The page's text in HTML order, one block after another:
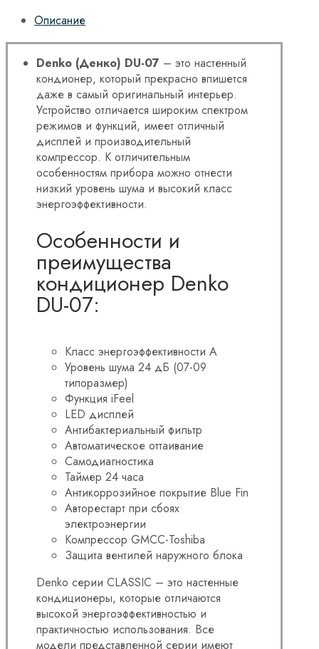
Описание
Denko (Денко) DU-07 – это настенный
кондионер, который прекрасно впишется
даже в самый оригинальный интерьер.
Устройство отличается широким спектром
режимов и функций, имеет отличный
дисплей и производительный
компрессор. К отличительным
особенностям прибора можно отнести
низкий уровень шума и высокий класс
энергоэффективности.
Особенности и
преимущества
кондиционер Denko
DU-07:
Класс энергоэффективности А
Уровень шума 24 дБ (07-09
типоразмер)
Функция iFeel
LED дисплей
Антибактериальный фильтр
Автоматическое оттаивание
Самодиагностика
Таймер 24 часа
Антикоррозийное покрытие Blue Fin
Авторестарт при сбоях
электроэнергии
Компрессор GMCC-Toshiba
Защита вентилей наружного блока
Denko серии CLASSIC – это настенные
кондиционеры, которые отличаются
высокой энергоэффективностью и
практичностью использования. Все
модели представленной серии имеют